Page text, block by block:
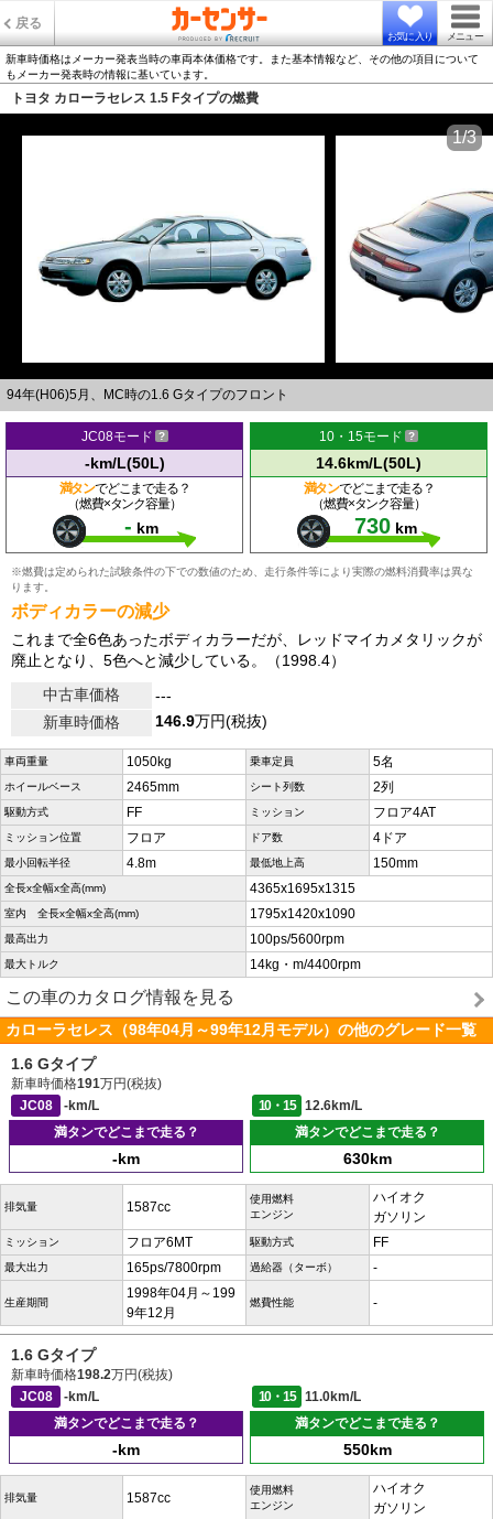
戻る
お気に入り メニュー
新車時価格はメーカー発表当時の車両本体価格です。また基本情報など、その他の項目について
もメーカー発表時の情報に基いています。
トヨタ カローラセレス 1.5 Fタイプの燃費
94年(H06)5月、MC時の1.6 Gタイプのフロント
1/3
JC08モード
-km/L(50L)
満タンでどこまで走る？
（燃費×タンク容量）
- km
10・15モード
14.6km/L(50L)
満タンでどこまで走る？
（燃費×タンク容量）
730 km
※燃費は定められた試験条件の下での数値のため、走行条件等により実際の燃料消費率は異な
ります。
ボディカラーの減少
これまで全6色あったボディカラーだが、レッドマイカメタリックが
廃止となり、5色へと減少している。（1998.4）
中古車価格
---
新車時価格
146.9万円(税抜)
車両重量 1050kg 乗車定員 5名
ホイールベース 2465mm シート列数 2列
駆動方式 FF ミッション フロア4AT
ミッション位置 フロア ドア数 4ドア
最小回転半径 4.8m 最低地上高 150mm
全長x全幅x全高(mm) 4365x1695x1315
室内 全長x全幅x全高(mm) 1795x1420x1090
最高出力 100ps/5600rpm
最大トルク 14kg・m/4400rpm
この車のカタログ情報を見る
カローラセレス（98年04月～99年12月モデル）の他のグレード一覧
1.6 Gタイプ
新車時価格191万円(税抜)
JC08
-km/L 10・15
12.6km/L
満タンでどこまで走る？
-km
満タンでどこまで走る？
630km
排気量 1587cc
使用燃料
エンジン
ハイオク
ガソリン
ミッション フロア6MT 駆動方式 FF
最大出力 165ps/7800rpm 過給器（ターボ） -
生産期間
1998年04月～199
9年12月
燃費性能 -
1.6 Gタイプ
新車時価格198.2万円(税抜)
JC08
-km/L 10・15
11.0km/L
満タンでどこまで走る？
-km
満タンでどこまで走る？
550km
排気量 1587cc
使用燃料
エンジン
ハイオク
ガソリン